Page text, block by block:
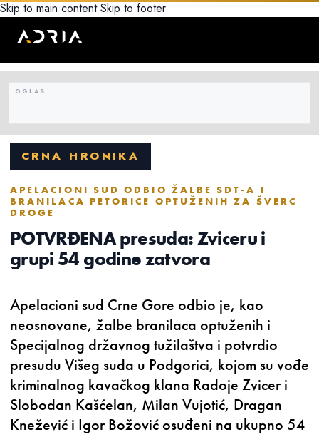
Skip to main content Skip to footer
CRNA HRONIKA
APELACIONI SUD ODBIO ŽALBE SDT-A I
BRANILACA PETORICE OPTUŽENIH ZA ŠVERC
DROGE
POTVRĐENA presuda: Zviceru i
grupi 54 godine zatvora
Apelacioni sud Crne Gore odbio je, kao
neosnovane, žalbe branilaca optuženih i
Specijalnog državnog tužilaštva i potvrdio
presudu Višeg suda u Podgorici, kojom su vođe
kriminalnog kavačkog klana Radoje Zvicer i
Slobodan Kašćelan, Milan Vujotić, Dragan
Knežević i Igor Božović osuđeni na ukupno 54